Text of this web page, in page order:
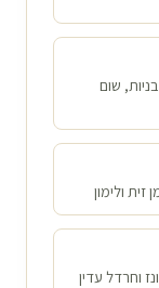
שום
ולימון
וחרדל עדין